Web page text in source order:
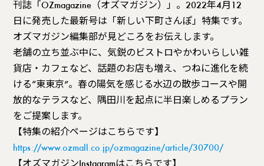
刊誌「OZmagazine（オズマガジン）」。2022年4月12
日に発売した最新号は「新しい下町さんぽ」特集です。
オズマガジン編集部が見どころをお伝えします。
老舗の立ち並ぶ中に、気鋭のビストロやかわいらしい雑
貨店・カフェなど、話題のお店も増え、つねに進化を続
ける“東東京”。春の陽気を感じる水辺の散歩コースや開
放的なテラスなど、隅田川を起点に半日楽しめるプラン
をご提案します。
【特集の紹介ページはこちらです】
https://www.ozmall.co.jp/ozmagazine/article/30700/
【オズマガジンInstagramはこちらです】